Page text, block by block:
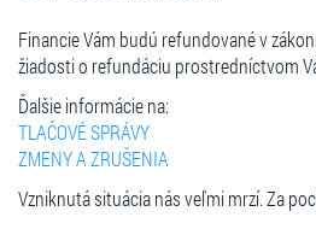
Financie Vám budú refundované v
žiadosti o refundáciu prostredníctvom
Ďalšie informácie na:
TLAČOVÉ SPRÁVY
ZMENY A ZRUŠENIA
Vzniknutá situácia nás veľmi mrzí. Za